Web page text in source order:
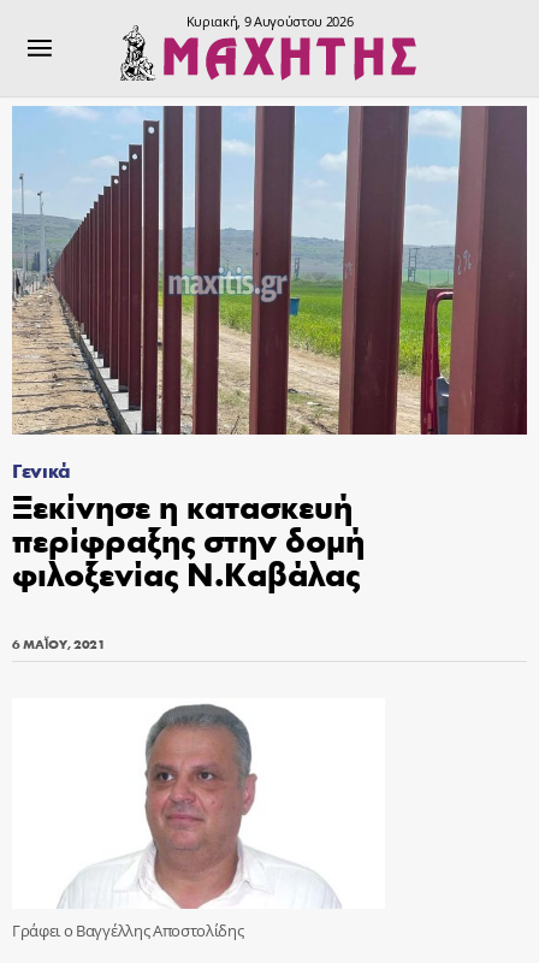
Κυριακή, 9 Αυγούστου 2026
Γενικά
Ξεκίνησε η κατασκευή
περίφραξης στην δομή
φιλοξενίας Ν.Καβάλας
6 ΜΑΪ́ΟΥ, 2021
Γράφει ο Βαγγέλλης Αποστολίδης